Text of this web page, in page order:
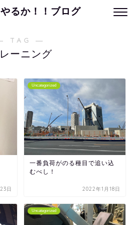
るか！！ブログ
TAG ―
レーニング
日
Uncategorized
一番負荷がのる種目で追い込
むべし！
2022年1月18日
Uncategorized